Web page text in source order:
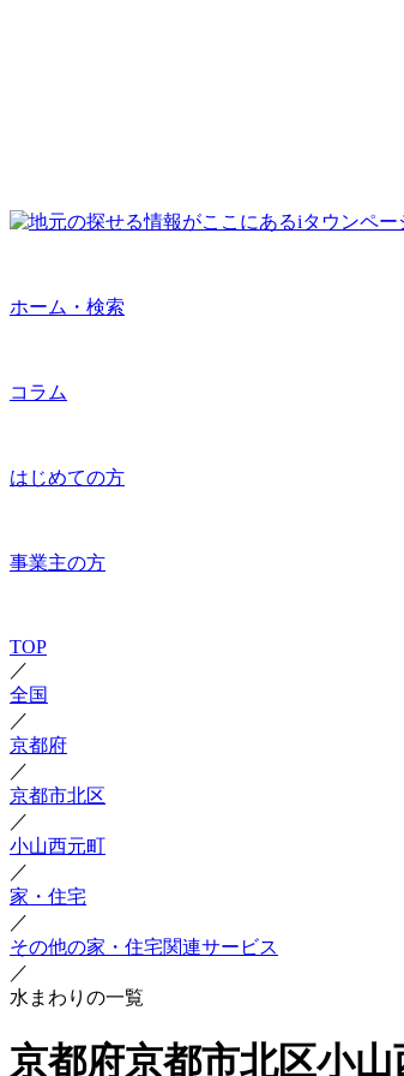
ホーム・検索
コラム
はじめての方
事業主の方
TOP
／
全国
／
京都府
／
京都市北区
／
小山西元町
／
家・住宅
／
その他の家・住宅関連サービス
／
水まわりの一覧
京都府京都市北区小